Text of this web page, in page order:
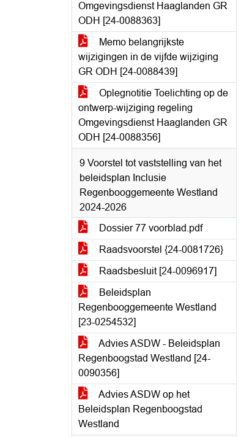
Omgevingsdienst Haaglanden GR
ODH [24-0088363]
Memo belangrijkste
wijzigingen in de vijfde wijziging
GR ODH [24-0088439]
Oplegnotitie Toelichting op de
ontwerp-wijziging regeling
Omgevingsdienst Haaglanden GR
ODH [24-0088356]
9 Voorstel tot vaststelling van het
beleidsplan Inclusie
Regenbooggemeente Westland
2024-2026
Dossier 77 voorblad.pdf
Raadsvoorstel {24-0081726}
Raadsbesluit [24-0096917]
Beleidsplan
Regenbooggemeente Westland
[23-0254532]
Advies ASDW - Beleidsplan
Regenboogstad Westland [24-
0090356]
Advies ASDW op het
Beleidsplan Regenboogstad
Westland